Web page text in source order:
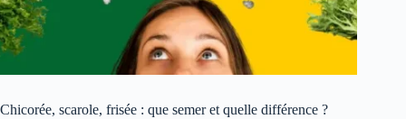
Chicorée, scarole, frisée : que semer et quelle différence ?